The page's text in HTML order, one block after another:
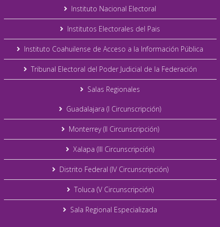
Instituto Nacional Electoral
Institutos Electorales del Pais
Instituto Coahuilense de Acceso a la Información Pública
Tribunal Electoral del Poder Judicial de la Federación
Salas Regionales
Guadalajara (I Circunscripción)
Monterrey (II Circunscripción)
Xalapa (III Circunscripción)
Distrito Federal (IV Circunscripción)
Toluca (V Circunscripción)
Sala Regional Especializada